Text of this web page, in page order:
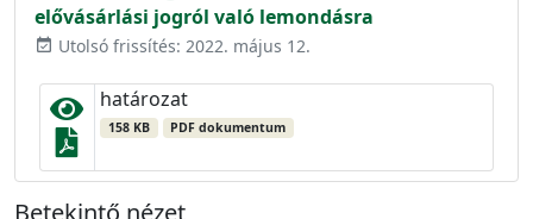
elővásárlási jogról való lemondásra
event_available Utolsó frissítés: 2022. május 12.
határozat
158 KB PDF dokumentum